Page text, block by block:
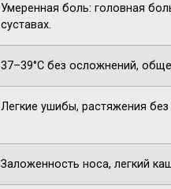
Умеренная боль: головная
суставах.
37–39°C без осложнений,
Легкие ушибы, растяжения
Заложенность носа, легкий